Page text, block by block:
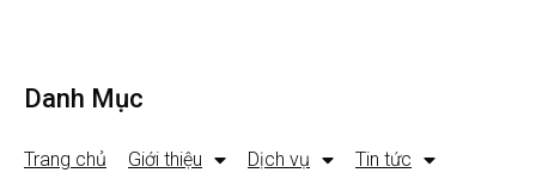
Danh Mục
Trang chủ Giới thiệu Dịch vụ Tin tức